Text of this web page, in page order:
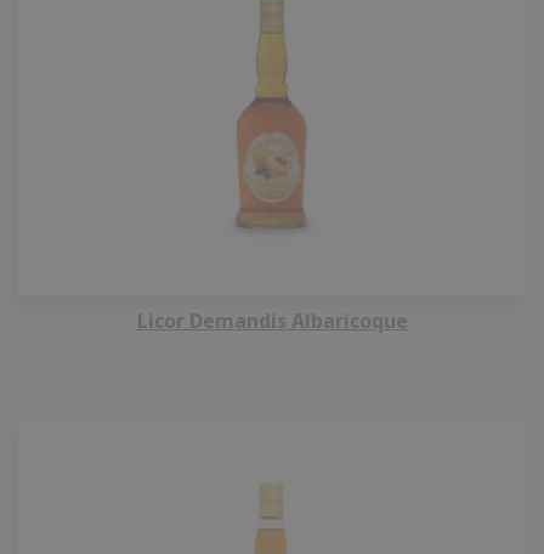
Licor Demandis Albaricoque